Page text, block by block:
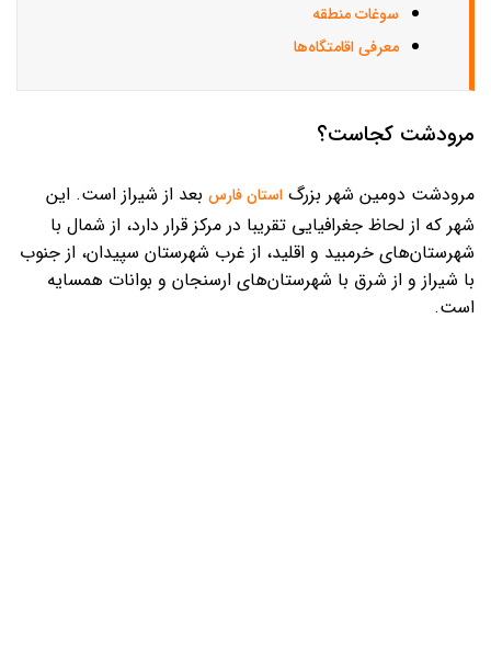
سوغات منطقه
معرفی اقامتگاه‌ها
مرودشت کجاست؟
مرودشت دومین شهر بزرگ استان فارس بعد از شیراز است. این
شهر که از لحاظ جغرافیایی تقریبا در مرکز قرار دارد، از شمال با
شهرستان‌های خرمبید و اقلید، از غرب شهرستان سپیدان، از جنوب
با شیراز و از شرق با شهرستان‌های ارسنجان و بوانات همسایه
است.